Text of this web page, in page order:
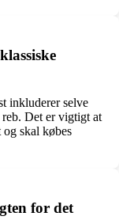
inkluderer selve
reb. Det er vigtigt at
skal købes
for det